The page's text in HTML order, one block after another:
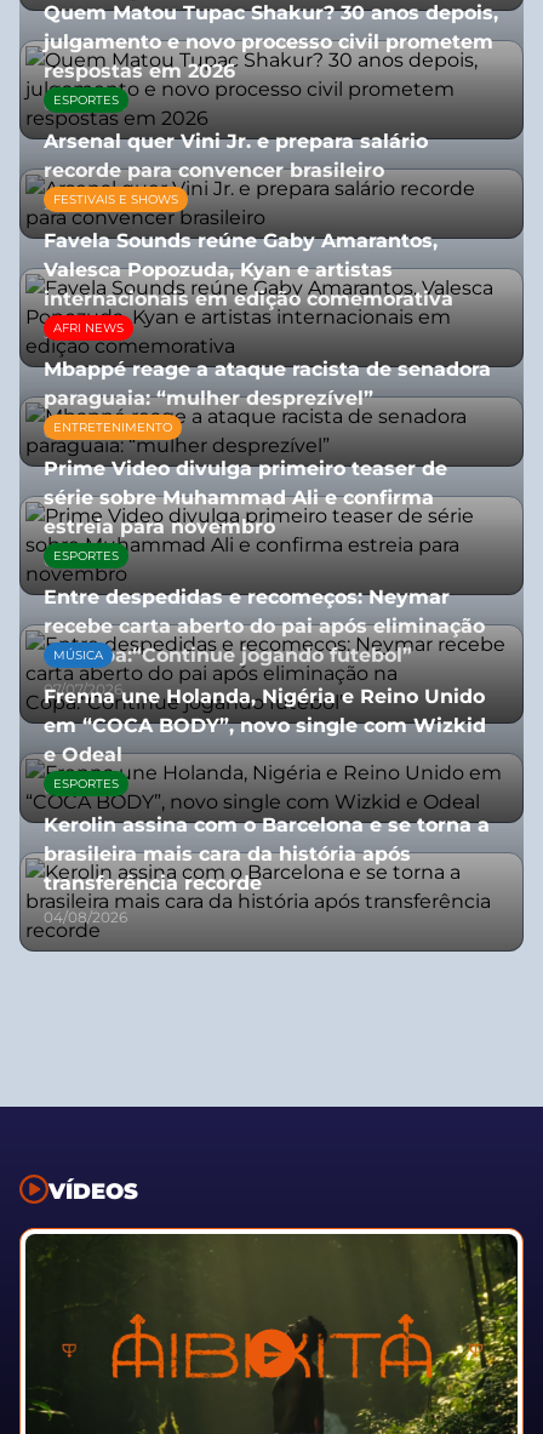
Quem Matou Tupac Shakur? 30 anos depois,
julgamento e novo processo civil prometem
respostas em 2026
05/08/2026
ESPORTES
Arsenal quer Vini Jr. e prepara salário
recorde para convencer brasileiro
27/07/2026
FESTIVAIS E SHOWS
Favela Sounds reúne Gaby Amarantos,
Valesca Popozuda, Kyan e artistas
internacionais em edição comemorativa
31/07/2026
AFRI NEWS
Mbappé reage a ataque racista de senadora
paraguaia: “mulher desprezível”
07/07/2026
ENTRETENIMENTO
Prime Video divulga primeiro teaser de
série sobre Muhammad Ali e confirma
estreia para novembro
07/07/2026
ESPORTES
Entre despedidas e recomeços: Neymar
recebe carta aberto do pai após eliminação
na Copa:“Continue jogando futebol”
07/07/2026
MÚSICA
Frenna une Holanda, Nigéria e Reino Unido
em “COCA BODY”, novo single com Wizkid
e Odeal
07/07/2026
ESPORTES
Kerolin assina com o Barcelona e se torna a
brasileira mais cara da história após
transferência recorde
04/08/2026
VÍDEOS